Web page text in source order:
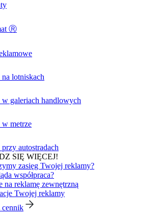
Ⓡ
lotniskach
w galeriach handlowych
w metrze
autostradach
SIĘ WIĘCEJ!
zasięg Twojej reklamy?
współpraca?
na reklamę zewnętrzną
Twojej reklamy
cennik